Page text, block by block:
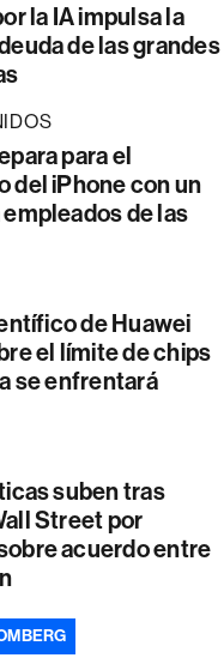
la IA impulsa la
de las grandes
para el
del iPhone con un
de las
de Huawei
el límite de chips
se enfrentará
suben tras
Street por
acuerdo entre